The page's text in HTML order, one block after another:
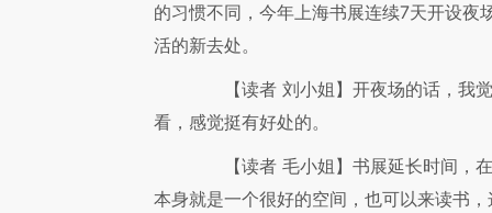
的习惯不同，今年上海书展连续7天开设夜
活的新去处。
【读者 刘小姐】 开夜场的话，我
看，感觉挺有好处的。
【读者 毛小姐】 书展延长时间，
本身就是一个很好的空间，也可以来读书